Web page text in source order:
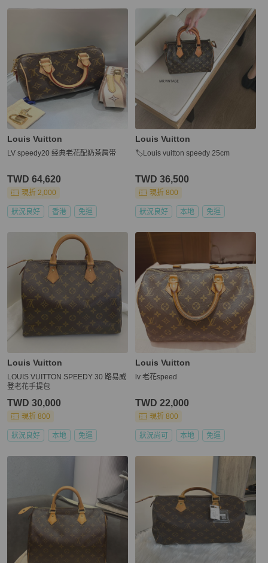
Louis Vuitton
LV speedy20 经典老花配奶茶肩带
TWD 64,620
現折 2,000
狀況良好 香港 免運
Louis Vuitton
🏷Louis vuitton speedy 25cm
TWD 36,500
現折 800
狀況良好 本地 免運
Louis Vuitton
LOUIS VUITTON SPEEDY 30 路易威
登老花手提包
TWD 30,000
現折 800
狀況良好 本地 免運
Louis Vuitton
lv 老花speed
TWD 22,000
現折 800
狀況尚可 本地 免運